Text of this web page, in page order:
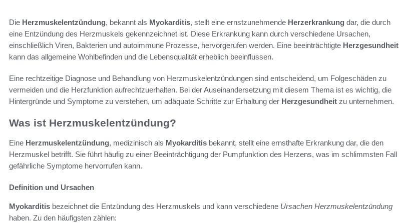
Die Herzmuskelentzündung, bekannt als Myokarditis, stellt eine ernstzunehmende Herzerkrankung dar, die durch
eine Entzündung des Herzmuskels gekennzeichnet ist. Diese Erkrankung kann durch verschiedene Ursachen,
einschließlich Viren, Bakterien und autoimmune Prozesse, hervorgerufen werden. Eine beeinträchtigte Herzgesundheit
kann das allgemeine Wohlbefinden und die Lebensqualität erheblich beeinflussen.
Eine rechtzeitige Diagnose und Behandlung von Herzmuskelentzündungen sind entscheidend, um Folgeschäden zu
vermeiden und die Herzfunktion aufrechtzuerhalten. Bei der Auseinandersetzung mit diesem Thema ist es wichtig, die
Hintergründe und Symptome zu verstehen, um adäquate Schritte zur Erhaltung der Herzgesundheit zu unternehmen.
Was ist Herzmuskelentzündung?
Eine Herzmuskelentzündung, medizinisch als Myokarditis bekannt, stellt eine ernsthafte Erkrankung dar, die den
Herzmuskel betrifft. Sie führt häufig zu einer Beeinträchtigung der Pumpfunktion des Herzens, was im schlimmsten Fall
gefährliche Symptome hervorrufen kann.
Definition und Ursachen
Myokarditis bezeichnet die Entzündung des Herzmuskels und kann verschiedene Ursachen Herzmuskelentzündung
haben. Zu den häufigsten zählen: